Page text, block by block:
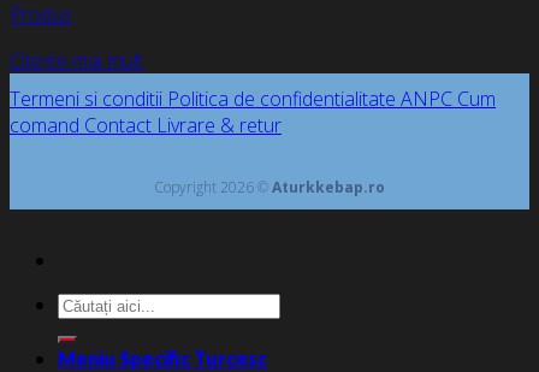
Produs
Citește mai mult
Termeni si conditii Politica de confidentialitate ANPC Cum
comand Contact Livrare & retur
Copyright 2026 ©Aturkkebap.ro
Caută
după:
Meniu Specific Turcesc